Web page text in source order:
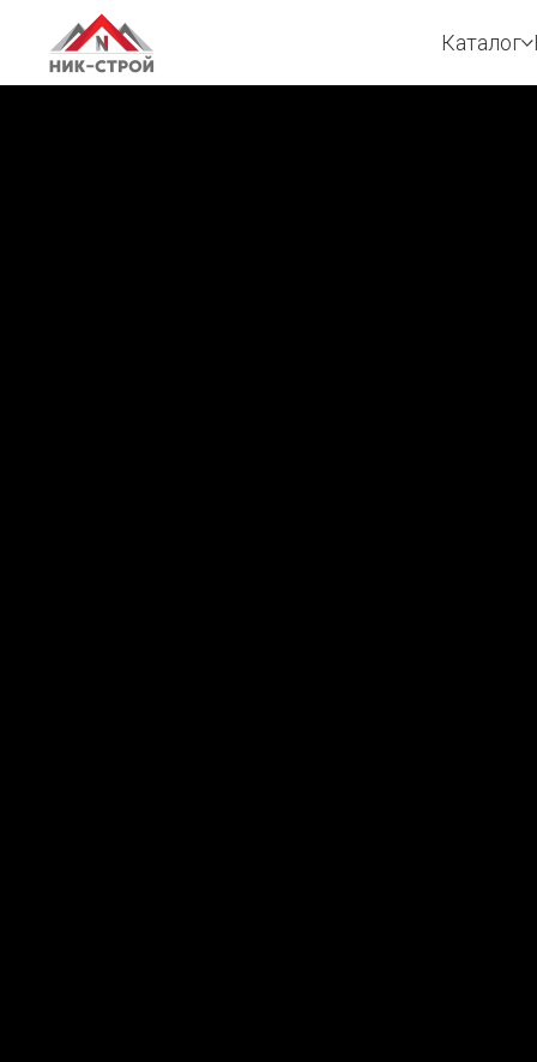
Каталог
Каталог